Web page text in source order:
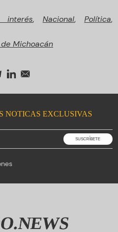
interés, Nacional, Política,
Michoacán
NOTICAS EXCLUSIVAS